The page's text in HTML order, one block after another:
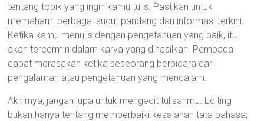
tentang topik yang ingin kamu tulis. Pastikan untuk
memahami berbagai sudut pandang dan informasi terkini.
Ketika kamu menulis dengan pengetahuan yang baik, itu
akan tercermin dalam karya yang dihasilkan. Pembaca
dapat merasakan ketika seseorang berbicara dari
pengalaman atau pengetahuan yang mendalam.
Akhirnya, jangan lupa untuk mengedit tulisanmu. Editing
bukan hanya tentang memperbaiki kesalahan tata bahasa;